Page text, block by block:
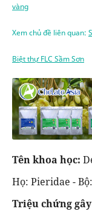
vàng
Xem chủ đề liên quan:
Biệt thự FLC Sầm Sơn
Tên khoa học:
Họ: Pieridae -
Triệu chứng